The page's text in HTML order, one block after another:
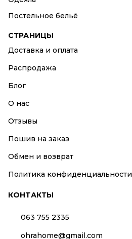
Постельное бельё
СТРАНИЦЫ
Доставка и оплата
Распродажа
Блог
О нас
Отзывы
Пошив на заказ
Обмен и возврат
Политика конфиденциальности
КОНТАКТЫ
063 755 2335
ohrahome@gmail.com